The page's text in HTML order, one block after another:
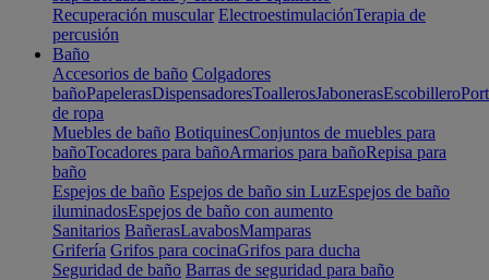
Recuperación muscular ElectroestimulaciónTerapia de
percusión
Baño
Accesorios de baño Colgadores
bañoPapelerasDispensadoresToallerosJabonerasEscobillero
de ropa
Muebles de baño BotiquinesConjuntos de muebles para
bañoTocadores para bañoArmarios para bañoRepisa para
baño
Espejos de baño Espejos de baño sin LuzEspejos de baño
iluminadosEspejos de baño con aumento
Sanitarios BañerasLavabosMamparas
Grifería Grifos para cocinaGrifos para ducha
Seguridad de baño Barras de seguridad para baño